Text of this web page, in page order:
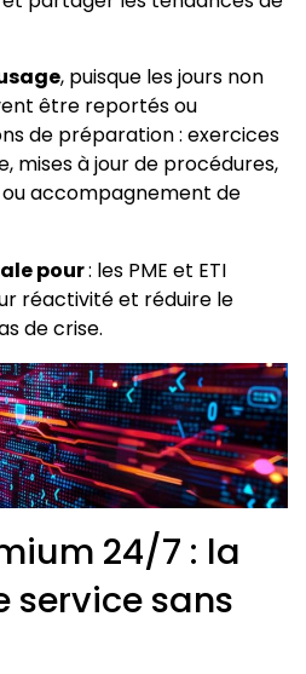
, puisque les jours non
être reportés ou
de préparation : exercices
mises à jour de procédures,
accompagnement de
pour: les PME et ETI
réactivité et réduire le
de crise.
24/7 : la
service sans